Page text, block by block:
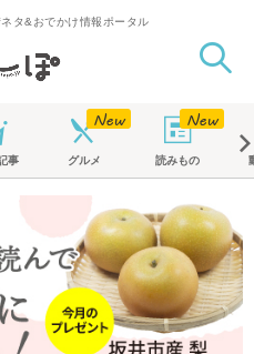
タ&おでかけ情報ポータル
事 グルメ 読みもの